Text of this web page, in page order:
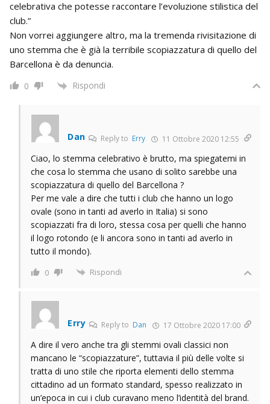
celebrativa che potesse raccontare l’evoluzione stilistica del
club.”
Non vorrei aggiungere altro, ma la tremenda rivisitazione di
uno stemma che è già la terribile scopiazzatura di quello del
Barcellona è da denuncia.
0 Rispondi
Dan Reply to Erry 11 Ottobre 2020 12:55
Ciao, lo stemma celebrativo è brutto, ma spiegatemi in
che cosa lo stemma che usano di solito sarebbe una
scopiazzatura di quello del Barcellona ?
Per me vale a dire che tutti i club che hanno un logo
ovale (sono in tanti ad averlo in Italia) si sono
scopiazzati fra di loro, stessa cosa per quelli che hanno
il logo rotondo (e li ancora sono in tanti ad averlo in
tutto il mondo).
0 Rispondi
Erry Reply to Dan 17 Ottobre 2020 17:00
A dire il vero anche tra gli stemmi ovali classici non
mancano le “scopiazzature”, tuttavia il più delle volte si
tratta di uno stile che riporta elementi dello stemma
cittadino ad un formato standard, spesso realizzato in
un’epoca in cui i club curavano meno l’identità del brand.